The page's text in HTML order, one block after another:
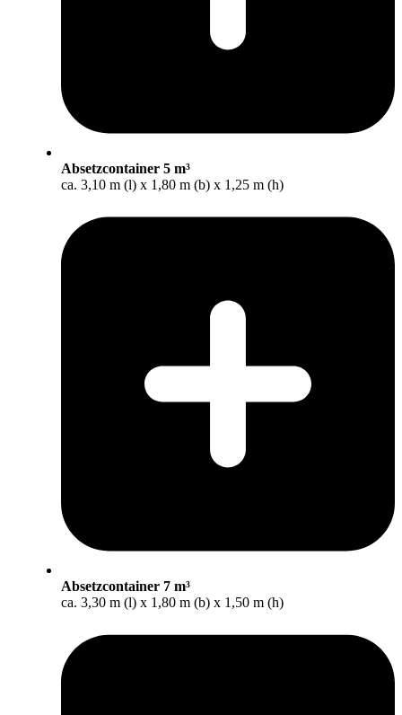
Absetzcontainer 5 m³
ca. 3,10 m (l) x 1,80 m (b) x 1,25 m (h)
Absetzcontainer 7 m³
ca. 3,30 m (l) x 1,80 m (b) x 1,50 m (h)